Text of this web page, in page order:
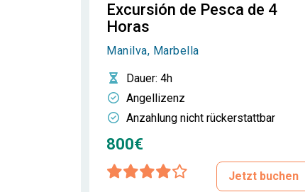
Excursión de Pesca de 4
Horas
Manilva, Marbella
Dauer: 4h
Angellizenz
Anzahlung nicht rückerstattbar
800€
Jetzt buchen